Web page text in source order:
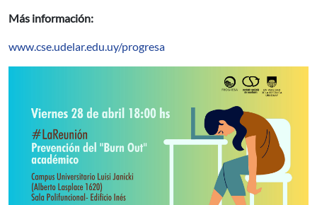
Más información:
www.cse.udelar.edu.uy/progresa